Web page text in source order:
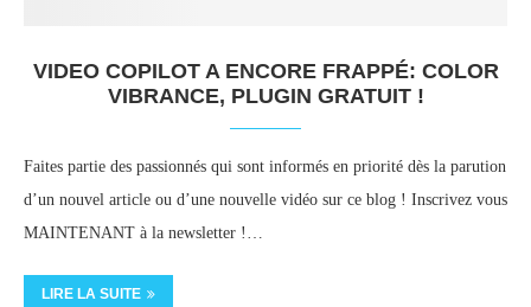
VIDEO COPILOT A ENCORE FRAPPÉ: COLOR
VIBRANCE, PLUGIN GRATUIT !
Faites partie des passionnés qui sont informés en priorité dès la parution
d’un nouvel article ou d’une nouvelle vidéo sur ce blog ! Inscrivez vous
MAINTENANT à la newsletter !…
LIRE LA SUITE